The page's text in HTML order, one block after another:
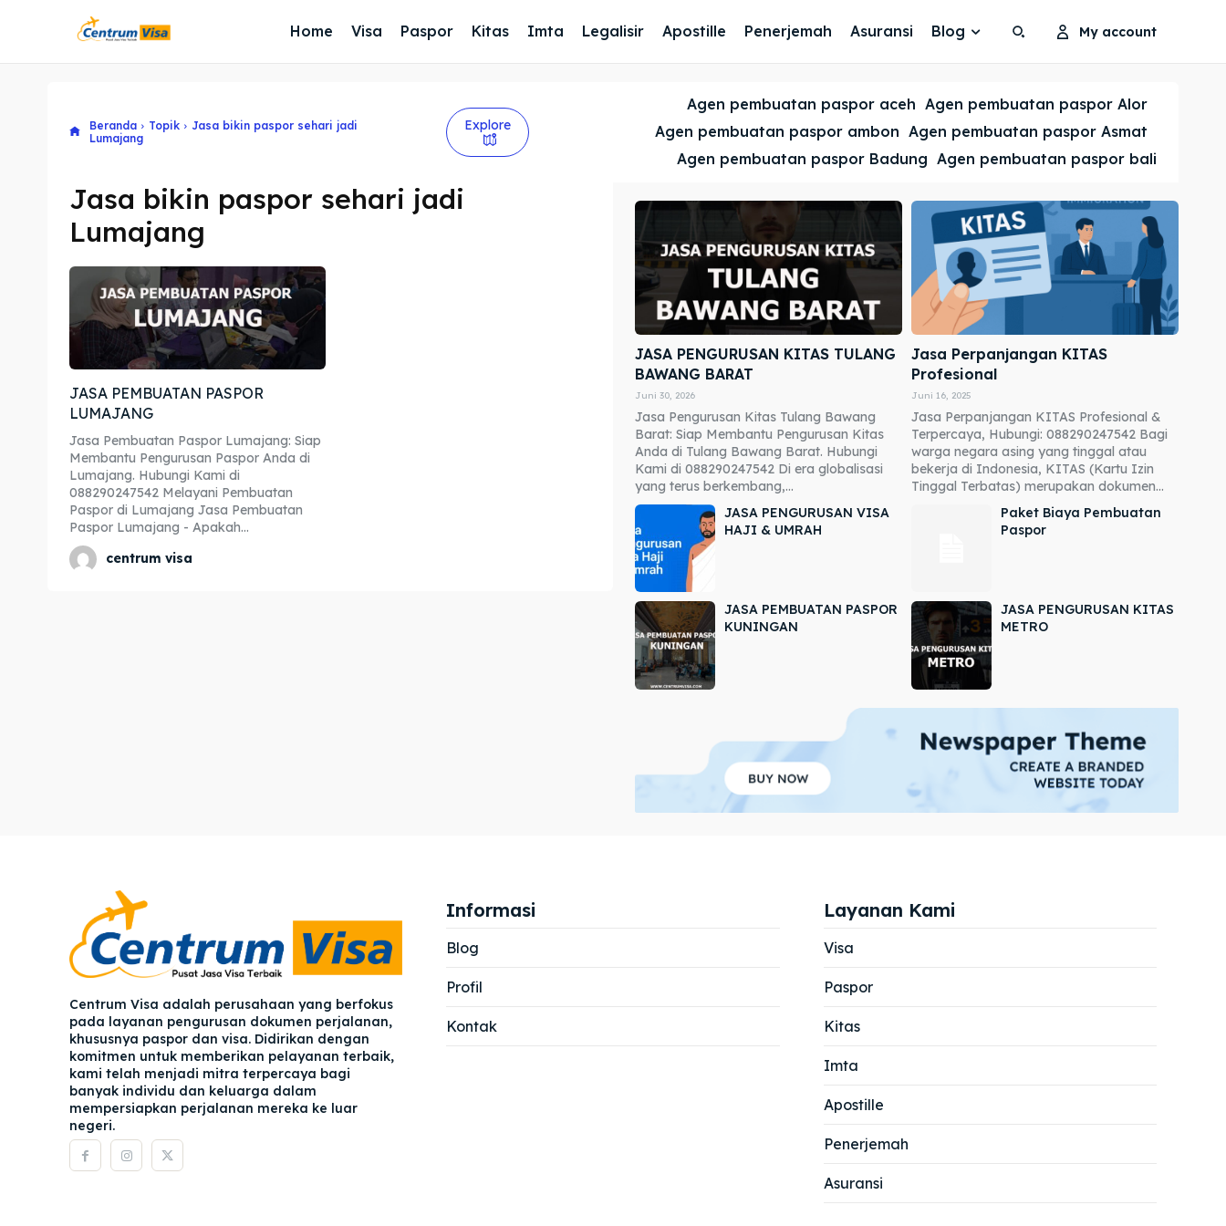
Explore our destinations
Blog
Cari
Explore our destinations
Blog
Cari
Home Visa Paspor Kitas Imta Legalisir Apostille Penerjemah Asuransi Blog My account
Beranda Topik
Jasa bikin paspor sehari jadi
Lumajang
Explore
Agen pembuatan paspor aceh Agen pembuatan paspor Alor
Agen pembuatan paspor ambon Agen pembuatan paspor Asmat
Agen pembuatan paspor Badung Agen pembuatan paspor bali
Jasa bikin paspor sehari jadi
Lumajang
JASA PEMBUATAN PASPOR
LUMAJANG
Jasa Pembuatan Paspor Lumajang: Siap
Membantu Pengurusan Paspor Anda di
Lumajang. Hubungi Kami di
088290247542 Melayani Pembuatan
Paspor di Lumajang Jasa Pembuatan
Paspor Lumajang - Apakah...
centrum visa
JASA PENGURUSAN KITAS TULANG
BAWANG BARAT
Juni 30, 2026
Jasa Pengurusan Kitas Tulang Bawang
Barat: Siap Membantu Pengurusan Kitas
Anda di Tulang Bawang Barat. Hubungi
Kami di 088290247542 Di era globalisasi
yang terus berkembang,...
Jasa Perpanjangan KITAS
Profesional
Juni 16, 2025
Jasa Perpanjangan KITAS Profesional &
Terpercaya, Hubungi: 088290247542 Bagi
warga negara asing yang tinggal atau
bekerja di Indonesia, KITAS (Kartu Izin
Tinggal Terbatas) merupakan dokumen...
JASA PENGURUSAN VISA
HAJI & UMRAH
Paket Biaya Pembuatan
Paspor
JASA PEMBUATAN PASPOR
KUNINGAN
JASA PENGURUSAN KITAS
METRO
Centrum Visa adalah perusahaan yang berfokus
pada layanan pengurusan dokumen perjalanan,
khususnya paspor dan visa. Didirikan dengan
komitmen untuk memberikan pelayanan terbaik,
kami telah menjadi mitra terpercaya bagi
banyak individu dan keluarga dalam
mempersiapkan perjalanan mereka ke luar
negeri.
Informasi
Blog
Profil
Kontak
Layanan Kami
Visa
Paspor
Kitas
Imta
Apostille
Penerjemah
Asuransi